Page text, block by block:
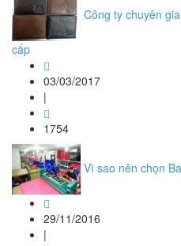
Công ty chuyên
cấp
03/03/2017
|
1754
Vì sao nên chọn
29/11/2016
|